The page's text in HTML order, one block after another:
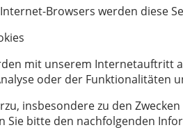
Browsers werden diese
mit unserem Internetauftritt
oder der Funktionalitäten
insbesondere zu den
Sie bitte den nachfolgenden